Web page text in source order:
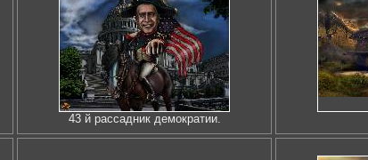
43 й рассадник демократии.